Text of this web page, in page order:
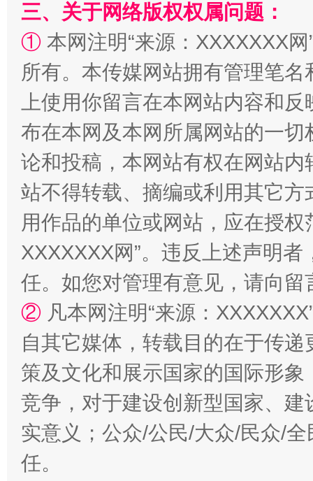
“刷贴”乱象丛生
生
揭批美国五大"原罪" "炒
三、关于网络版权权属问题：
① 本网注明“来源：XXXXXXX
所有。本传媒网站拥有管理笔
上使用你留言在本网站内容和
布在本网及本网所属网站的一
论和投稿，本网站有权在网站
站不得转载、摘编或利用其它
用作品的单位或网站，应在授
XXXXXXX网”。违反上述声明
任。如您对管理有意见，请向
② 凡本网注明“来源：
自其它媒体，转载目的在于传
策及文化和展示国家的国际形
竞争，对于建设创新型国家、
实意义；公众/公民/大众/民众/
任。